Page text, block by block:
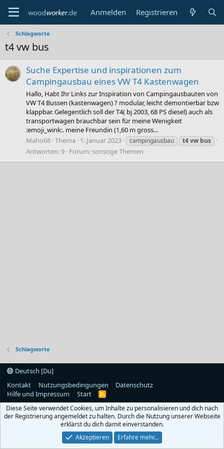
Anmelden Registrieren
Schlagworte
t4 vw bus
Suche Expertise und inspirationen zum
Campingausbau eines VW T4 Kastenwagen
Hallo, Habt Ihr Links zur Inspiration von Campingausbauten von
VW T4 Bussen (kastenwagen) ? modular, leicht demontierbar bzw
klappbar. Gelegentlich soll der T4( bj 2003, 68 PS diesel) auch als
transportwagen brauchbar sein für meine Wenigkeit
:emoji_wink:. meine Freundin (1,60 m gross...
Maho68 Thema 1. Januar 2023 campingausbau t4vw bus
Antworten: 9 Forum:sonstige Themen
Schlagworte
Deutsch [Du]
Kontakt
Nutzungsbedingungen
Datenschutz
Hilfe und Impressum
Start
R
S
Diese Seite verwendet Cookies, um Inhalte zu personalisieren und dich nach
der Registrierung angemeldet zu halten. Durch die Nutzung unserer Webseite
erklärst du dich damit einverstanden.
Akzeptieren
Erfahre mehr…